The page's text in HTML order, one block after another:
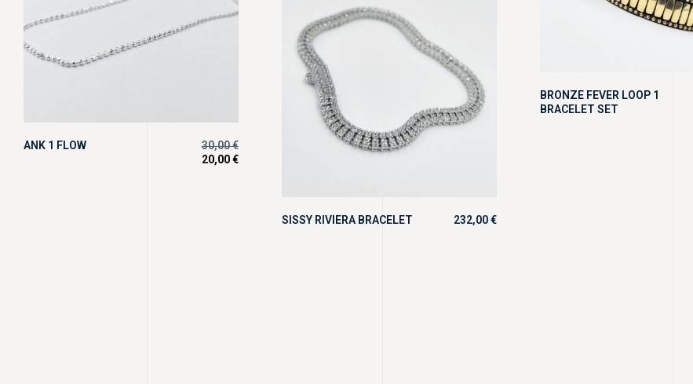
ANK 1 FLOW 30,00€
20,00€
SISSY RIVIERA BRACELET 232,00€
BRONZE FEVER LOOP 1
BRACELET SET